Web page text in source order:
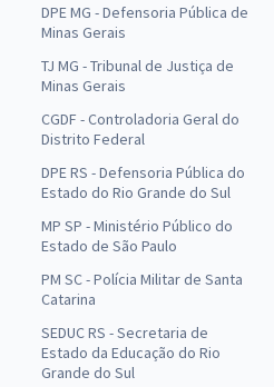
DPE MG - Defensoria Pública de
Minas Gerais
TJ MG - Tribunal de Justiça de
Minas Gerais
CGDF - Controladoria Geral do
Distrito Federal
DPE RS - Defensoria Pública do
Estado do Rio Grande do Sul
MP SP - Ministério Público do
Estado de São Paulo
PM SC - Polícia Militar de Santa
Catarina
SEDUC RS - Secretaria de
Estado da Educação do Rio
Grande do Sul